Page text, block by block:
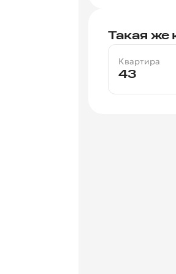
Такая же
Квартира
43